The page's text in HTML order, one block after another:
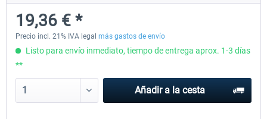
199,65 € *
19,36 € *
Precio incl. 21% IVA legal más gastos de envío
Listo para envío inmediato, tiempo de entrega aprox. 1-3 días
**
Añadir a la cesta